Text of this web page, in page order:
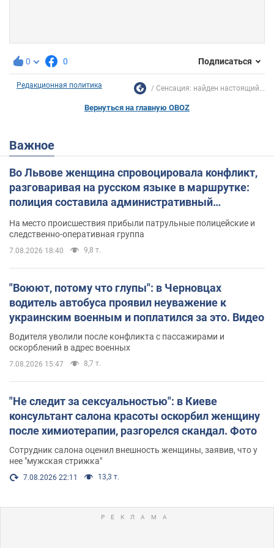
0 0 Подписаться
Редакционная политика Сенсация: найден настоящий...
Вернуться на главную OBOZ
Важное
Во Львове женщина спровоцировала конфликт,
разговаривая на русском языке в маршрутке:
полиция составила административный
На место происшествия прибыли патрульные полицейские и
следственно-оперативная группа
7.08.2026 18:40 9,8 т.
"Воюют, потому что глупы": в Черновцах
водитель автобуса проявил неуважение к
украинским военным и поплатился за это. Видео
Водителя уволили после конфликта с пассажирами и
оскорблений в адрес военных
7.08.2026 15:47 8,7 т.
"Не следит за сексуальностью": в Киеве
консультант салона красоты оскорбил женщину
после химиотерапии, разгорелся скандал. Фото
Сотрудник салона оценил внешность женщины, заявив, что у
нее "мужская стрижка"
7.08.2026 22:11 13,3 т.